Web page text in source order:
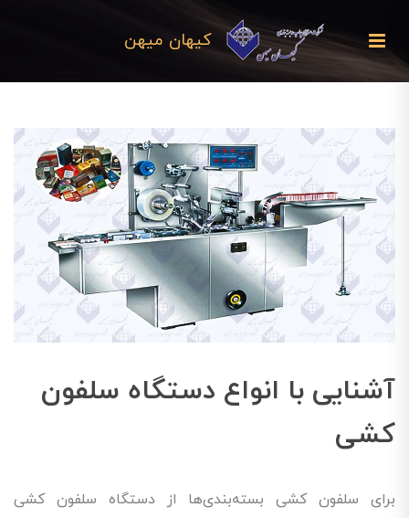
کیهان میهن
آشنایی با انواع دستگاه‌ سلفون
کشی
برای سلفون کشی بسته‌بندی‌ها از دستگاه سلفون کشی